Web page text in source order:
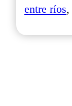
entre ríos,